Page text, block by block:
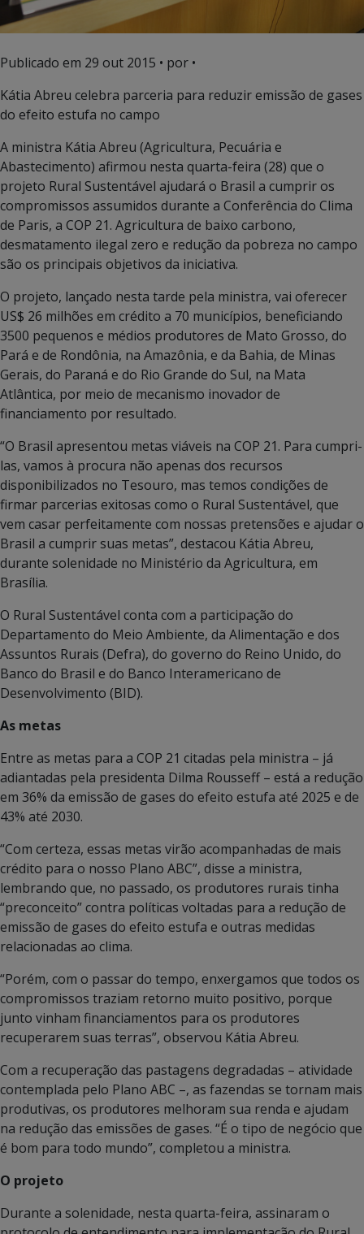
Publicado em 29 out 2015 • por •
Kátia Abreu celebra parceria para reduzir emissão de gases
do efeito estufa no campo
A ministra Kátia Abreu (Agricultura, Pecuária e
Abastecimento) afirmou nesta quarta-feira (28) que o
projeto Rural Sustentável ajudará o Brasil a cumprir os
compromissos assumidos durante a Conferência do Clima
de Paris, a COP 21. Agricultura de baixo carbono,
desmatamento ilegal zero e redução da pobreza no campo
são os principais objetivos da iniciativa.
O projeto, lançado nesta tarde pela ministra, vai oferecer
US$ 26 milhões em crédito a 70 municípios, beneficiando
3500 pequenos e médios produtores de Mato Grosso, do
Pará e de Rondônia, na Amazônia, e da Bahia, de Minas
Gerais, do Paraná e do Rio Grande do Sul, na Mata
Atlântica, por meio de mecanismo inovador de
financiamento por resultado.
“O Brasil apresentou metas viáveis na COP 21. Para cumpri-
las, vamos à procura não apenas dos recursos
disponibilizados no Tesouro, mas temos condições de
firmar parcerias exitosas como o Rural Sustentável, que
vem casar perfeitamente com nossas pretensões e ajudar o
Brasil a cumprir suas metas”, destacou Kátia Abreu,
durante solenidade no Ministério da Agricultura, em
Brasília.
O Rural Sustentável conta com a participação do
Departamento do Meio Ambiente, da Alimentação e dos
Assuntos Rurais (Defra), do governo do Reino Unido, do
Banco do Brasil e do Banco Interamericano de
Desenvolvimento (BID).
As metas
Entre as metas para a COP 21 citadas pela ministra – já
adiantadas pela presidenta Dilma Rousseff – está a redução
em 36% da emissão de gases do efeito estufa até 2025 e de
43% até 2030.
“Com certeza, essas metas virão acompanhadas de mais
crédito para o nosso Plano ABC”, disse a ministra,
lembrando que, no passado, os produtores rurais tinha
“preconceito” contra políticas voltadas para a redução de
emissão de gases do efeito estufa e outras medidas
relacionadas ao clima.
“Porém, com o passar do tempo, enxergamos que todos os
compromissos traziam retorno muito positivo, porque
junto vinham financiamentos para os produtores
recuperarem suas terras”, observou Kátia Abreu.
Com a recuperação das pastagens degradadas – atividade
contemplada pelo Plano ABC –, as fazendas se tornam mais
produtivas, os produtores melhoram sua renda e ajudam
na redução das emissões de gases. “É o tipo de negócio que
é bom para todo mundo”, completou a ministra.
O projeto
Durante a solenidade, nesta quarta-feira, assinaram o